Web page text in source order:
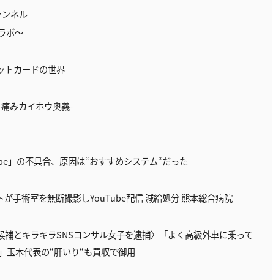
ネル
ボ〜
トカードの世界
みカイホウ奥義-
」の不具合、原因は“おすすめシステム“だった
が手術室を無断撮影しYouTube配信 減給処分 熊本総合病院
補とキラキラSNSコンサル女子を逮捕〉「よく高級外車に乗って
玉木代表の“肝いり“も買収で御用